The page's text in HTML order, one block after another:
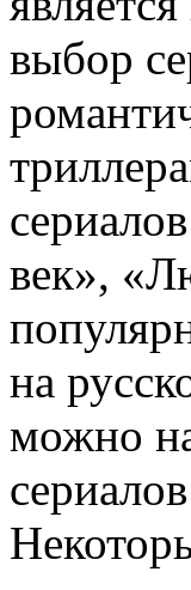
выбор
век»,
на
можно